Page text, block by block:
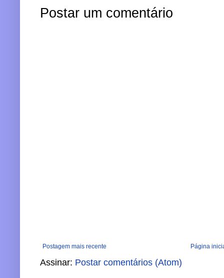
Postar um comentário
Postagem mais recente Página
Assinar: Postar comentários (Atom)